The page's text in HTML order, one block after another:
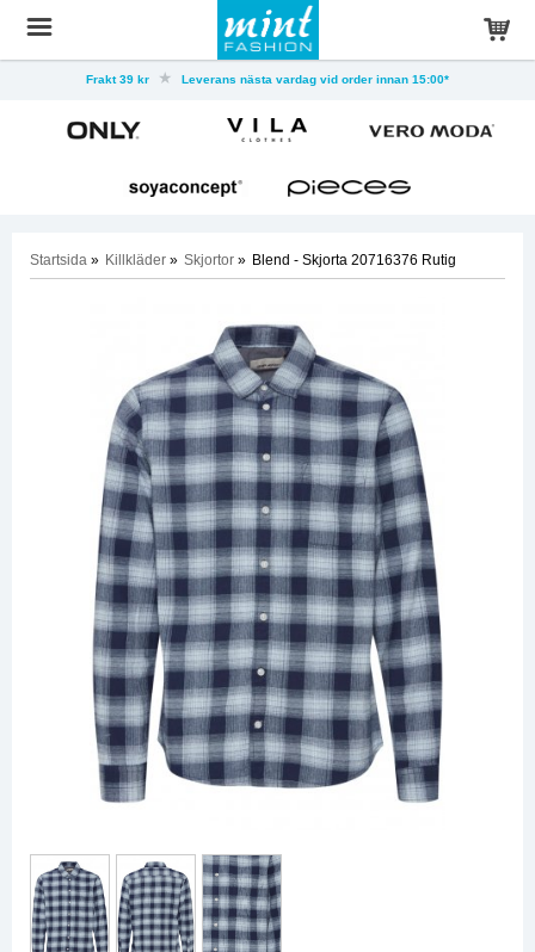
Frakt 39 kr Leverans nästa vardag vid order innan 15:00*
Startsida » Killkläder » Skjortor » Blend - Skjorta 20716376 Rutig